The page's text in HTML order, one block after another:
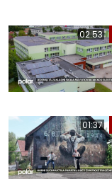
02:53
01:37